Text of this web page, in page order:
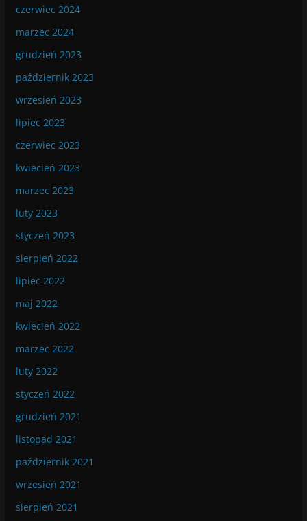
czerwiec 2024
marzec 2024
grudzień 2023
październik 2023
wrzesień 2023
lipiec 2023
czerwiec 2023
kwiecień 2023
marzec 2023
luty 2023
styczeń 2023
sierpień 2022
lipiec 2022
maj 2022
kwiecień 2022
marzec 2022
luty 2022
styczeń 2022
grudzień 2021
listopad 2021
październik 2021
wrzesień 2021
sierpień 2021